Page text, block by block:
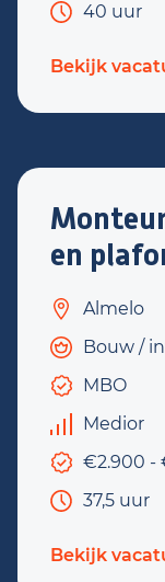
40 uur
Bekijk
en
Almelo
Bouw /
MBO
Medior
€2.900 -
37,5 uur
Bekijk